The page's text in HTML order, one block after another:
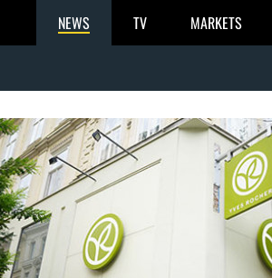
NEWS TV MARKETS